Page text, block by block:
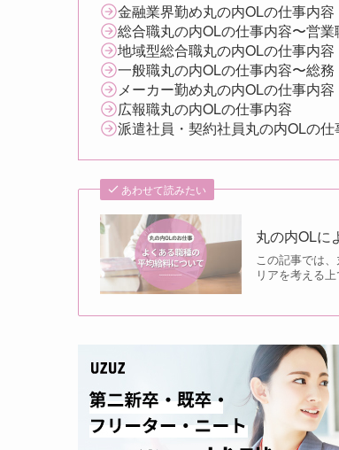
金融業界勤め丸の内OLの仕事内容
総合職丸の内OLの仕事内容〜営業
地域型総合職丸の内OLの仕事内容
一般職丸の内OLの仕事内容〜総
メーカー勤め丸の内OLの仕事内容
広報職丸の内OLの仕事内容
派遣社員・契約社員丸の内OLの仕
あわせて読みたい
丸の内OLに
この記事では
リアを考える